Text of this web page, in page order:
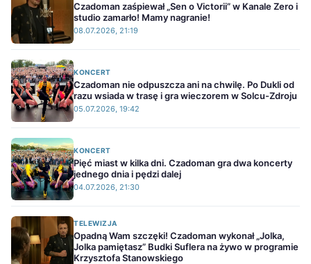
Czadoman zaśpiewał „Sen o Victorii” w Kanale Zero i
studio zamarło! Mamy nagranie!
08.07.2026, 21:19
KONCERT
Czadoman nie odpuszcza ani na chwilę. Po Dukli od
razu wsiada w trasę i gra wieczorem w Solcu-Zdroju
05.07.2026, 19:42
KONCERT
Pięć miast w kilka dni. Czadoman gra dwa koncerty
jednego dnia i pędzi dalej
04.07.2026, 21:30
TELEWIZJA
Opadną Wam szczęki! Czadoman wykonał „Jolka,
Jolka pamiętasz” Budki Suflera na żywo w programie
Krzysztofa Stanowskiego